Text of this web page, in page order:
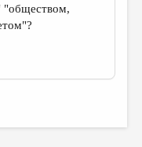
"обществом,